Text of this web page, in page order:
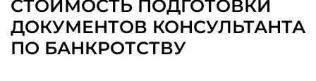
СТОИМОСТЬ ПОДГОТОВКИ
ДОКУМЕНТОВ КОНСУЛЬТАНТА
ПО БАНКРОТСТВУ